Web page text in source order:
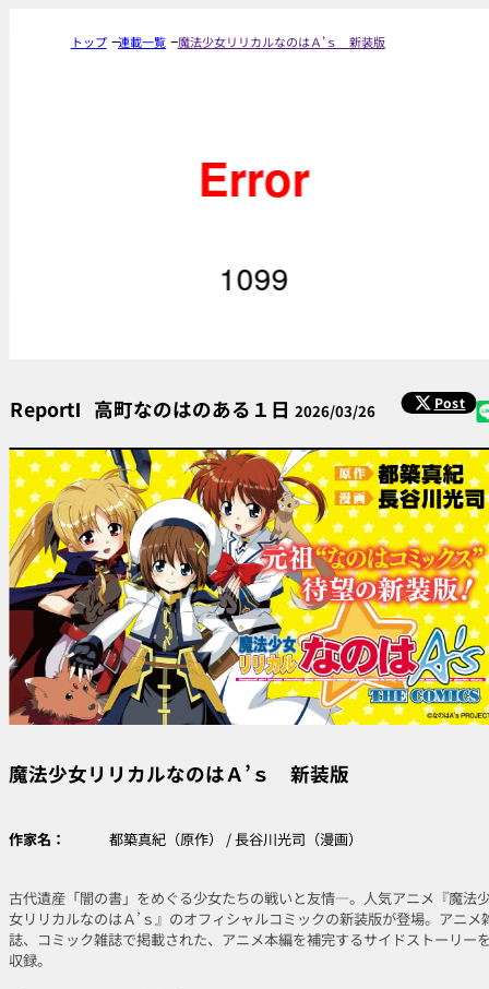
トップ 連載一覧 魔法少女リリカルなのはＡ’ｓ 新装版
ReportⅠ 高町なのはのある１日 2026/03/26 Post
魔法少女リリカルなのはＡ’ｓ 新装版
作家名： 都築真紀（原作） / 長谷川光司（漫画）
古代遺産「闇の書」をめぐる少女たちの戦いと友情―。人気アニメ『魔法
女リリカルなのはＡ’ｓ』のオフィシャルコミックの新装版が登場。アニメ
誌、コミック雑誌で掲載された、アニメ本編を補完するサイドストーリー
収録。